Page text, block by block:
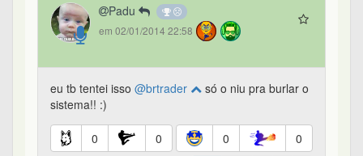
Padu
em 02/01/2014 22:58
eu tb tentei isso @brtrader
só o niu pra burlar o
sistema!! :)
0 0 0 0